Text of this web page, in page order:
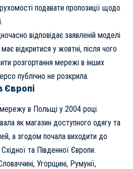
подавати пропозиції щодо
відповідає заявленій моделі
відкритися у жовтні, після чого
розгортання мережі в інших
публічно не розкрила.
в Польщі у 2004 році.
як магазин доступного одягу та
а згодом почала виходити до
та Південної Європи.
Угорщині, Румунії,